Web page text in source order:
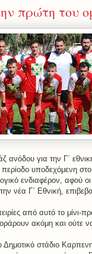
πρώτη του
για την Γ΄
περίοδο υποδεχόμενη
ενδιαφέρον, αφού
νέα Γ΄ Εθνική,
από αυτό το μίνι-
ακόμη και ούτε
στάδιο